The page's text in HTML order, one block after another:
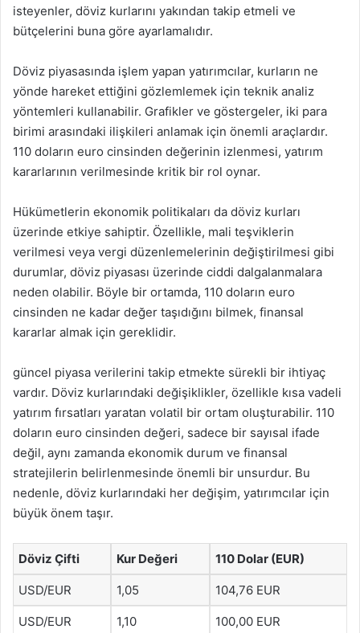
isteyenler, döviz kurlarını yakından takip etmeli ve
bütçelerini buna göre ayarlamalıdır.
Döviz piyasasında işlem yapan yatırımcılar, kurların ne
yönde hareket ettiğini gözlemlemek için teknik analiz
yöntemleri kullanabilir. Grafikler ve göstergeler, iki para
birimi arasındaki ilişkileri anlamak için önemli araçlardır.
110 doların euro cinsinden değerinin izlenmesi, yatırım
kararlarının verilmesinde kritik bir rol oynar.
Hükümetlerin ekonomik politikaları da döviz kurları
üzerinde etkiye sahiptir. Özellikle, mali teşviklerin
verilmesi veya vergi düzenlemelerinin değiştirilmesi gibi
durumlar, döviz piyasası üzerinde ciddi dalgalanmalara
neden olabilir. Böyle bir ortamda, 110 doların euro
cinsinden ne kadar değer taşıdığını bilmek, finansal
kararlar almak için gereklidir.
güncel piyasa verilerini takip etmekte sürekli bir ihtiyaç
vardır. Döviz kurlarındaki değişiklikler, özellikle kısa vadeli
yatırım fırsatları yaratan volatil bir ortam oluşturabilir. 110
doların euro cinsinden değeri, sadece bir sayısal ifade
değil, aynı zamanda ekonomik durum ve finansal
stratejilerin belirlenmesinde önemli bir unsurdur. Bu
nedenle, döviz kurlarındaki her değişim, yatırımcılar için
büyük önem taşır.
Döviz Çifti Kur Değeri 110 Dolar (EUR)
USD/EUR 1,05 104,76 EUR
USD/EUR 1,10 100,00 EUR